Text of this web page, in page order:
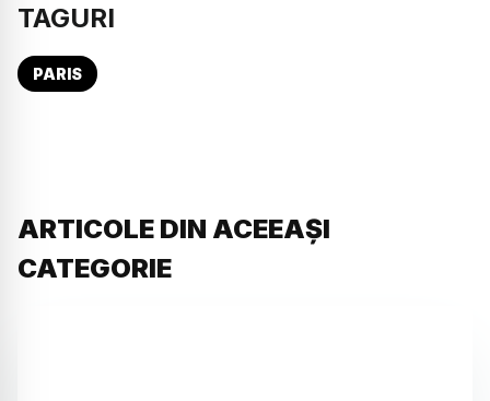
TAGURI
PARIS
ARTICOLE DIN ACEEAȘI
CATEGORIE